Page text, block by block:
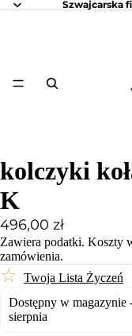
Szwajcarska
kolczyki
K
496,00 zł
Zawiera podatki. Koszty
zamówienia.
☆ Twoja Lista Życzeń
Dostępny w magazynie
sierpnia